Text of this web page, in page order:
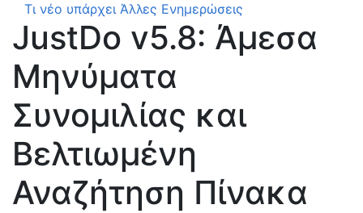
Τι νέο υπάρχει Άλλες Ενημερώσεις
JustDo v5.8: Άμεσα
Μηνύματα
Συνομιλίας και
Βελτιωμένη
Αναζήτηση Πίνακα